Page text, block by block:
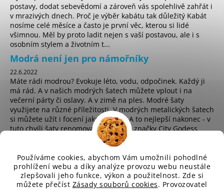
Používáme cookies, abychom Vám umožnili pohodlné
prohlížení webu a díky analýze provozu webu neustále
zlepšovali jeho funkce, výkon a použitelnost. Zde si
můžete přečíst Zásady souborů cookies. Provozovatel
postavy, dodat sebevědomí a zároveň vás spolehlivě zahřát i
v mrazivých dnech. Proč je výběr kabátu tak důležitý Kabát
nosíme celé měsíce a často je první věc, kterou si lidé
všimnou. Měl by proto ladit nejen s vaší postavou, ale i s
osobním stylem a životním t...
Modrá není jen pro námořníky
22.6.2022
Máte rádi modrou? Evokuje léto, vodu, odpočinek. Každý ji
má rád. A v našich modrých šatech můžete vplout i na
večerní párty či oslavy. A v zimě na ples. Modré šaty
využijete na různé příležitosti. V modrých metalických šatech
si můžete užít i focení jako hvězda. A to nejlepší nakonec - v
tuto chvíli šaty renomované anglické značky City Godess
koupíte za pouhých 225 Kč! ...
sd